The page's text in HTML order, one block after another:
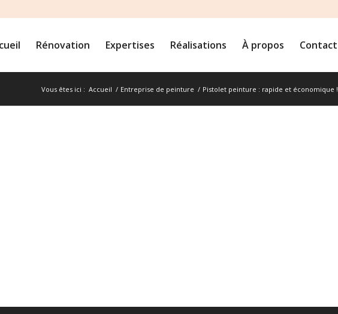
Rénovation Expertises Réalisations À propos Contact
Vous êtes ici : Accueil / Entreprise de peinture / Pistolet peinture : rapide et économique !